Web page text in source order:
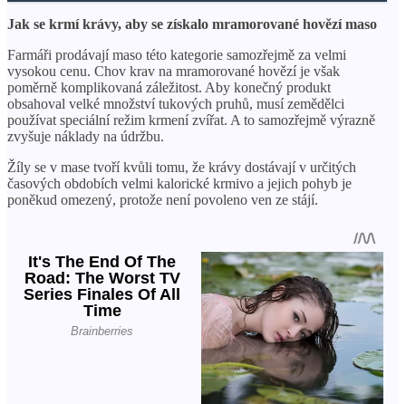
Jak se krmí krávy, aby se získalo mramorované hovězí maso
Farmáři prodávají maso této kategorie samozřejmě za velmi
vysokou cenu. Chov krav na mramorované hovězí je však
poměrně komplikovaná záležitost. Aby konečný produkt
obsahoval velké množství tukových pruhů, musí zemědělci
používat speciální režim krmení zvířat. A to samozřejmě výrazně
zvyšuje náklady na údržbu.
Žíly se v mase tvoří kvůli tomu, že krávy dostávají v určitých
časových obdobích velmi kalorické krmivo a jejich pohyb je
poněkud omezený, protože není povoleno ven ze stájí.